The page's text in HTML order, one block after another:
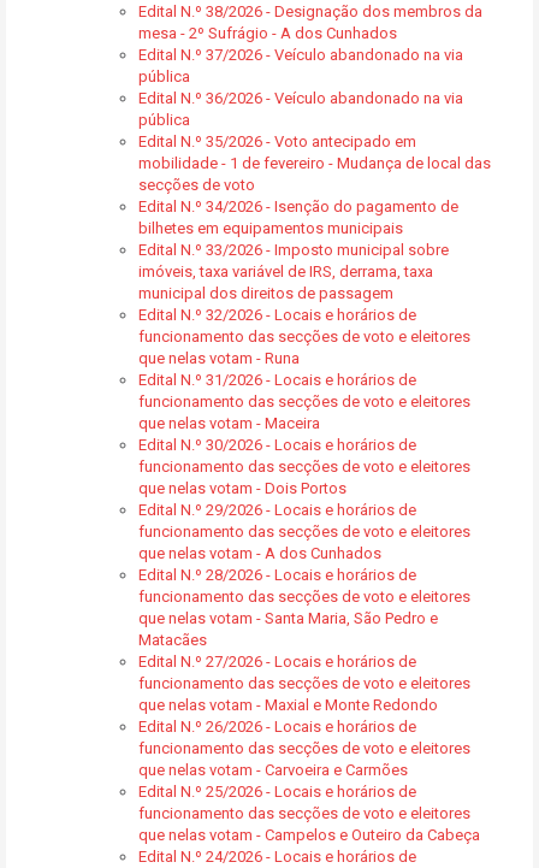
Edital N.º 38/2026 - Designação dos membros da
mesa - 2º Sufrágio - A dos Cunhados
Edital N.º 37/2026 - Veículo abandonado na via
pública
Edital N.º 36/2026 - Veículo abandonado na via
pública
Edital N.º 35/2026 - Voto antecipado em
mobilidade - 1 de fevereiro - Mudança de local das
secções de voto
Edital N.º 34/2026 - Isenção do pagamento de
bilhetes em equipamentos municipais
Edital N.º 33/2026 - Imposto municipal sobre
imóveis, taxa variável de IRS, derrama, taxa
municipal dos direitos de passagem
Edital N.º 32/2026 - Locais e horários de
funcionamento das secções de voto e eleitores
que nelas votam - Runa
Edital N.º 31/2026 - Locais e horários de
funcionamento das secções de voto e eleitores
que nelas votam - Maceira
Edital N.º 30/2026 - Locais e horários de
funcionamento das secções de voto e eleitores
que nelas votam - Dois Portos
Edital N.º 29/2026 - Locais e horários de
funcionamento das secções de voto e eleitores
que nelas votam - A dos Cunhados
Edital N.º 28/2026 - Locais e horários de
funcionamento das secções de voto e eleitores
que nelas votam - Santa Maria, São Pedro e
Matacães
Edital N.º 27/2026 - Locais e horários de
funcionamento das secções de voto e eleitores
que nelas votam - Maxial e Monte Redondo
Edital N.º 26/2026 - Locais e horários de
funcionamento das secções de voto e eleitores
que nelas votam - Carvoeira e Carmões
Edital N.º 25/2026 - Locais e horários de
funcionamento das secções de voto e eleitores
que nelas votam - Campelos e Outeiro da Cabeça
Edital N.º 24/2026 - Locais e horários de